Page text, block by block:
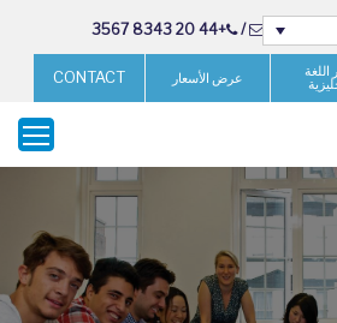
/
+44 20 8343 3567
اللغة عرض الأسعار CONTACT